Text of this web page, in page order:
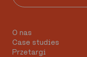
O nas
Case studies
Przetargi